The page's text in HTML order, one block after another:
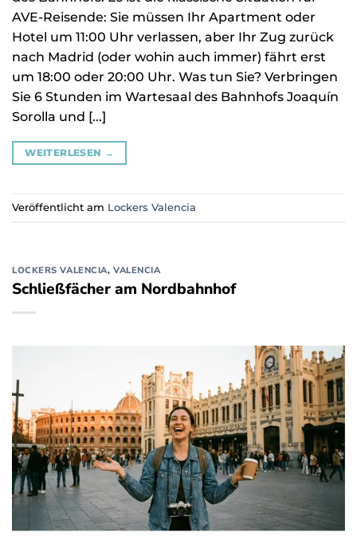
AVE-Reisende: Sie müssen Ihr Apartment oder
Hotel um 11:00 Uhr verlassen, aber Ihr Zug zurück
nach Madrid (oder wohin auch immer) fährt erst
um 18:00 oder 20:00 Uhr. Was tun Sie? Verbringen
Sie 6 Stunden im Wartesaal des Bahnhofs Joaquín
Sorolla und [...]
WEITERLESEN →
Veröffentlicht am Lockers Valencia
LOCKERS VALENCIA,VALENCIA
Schließfächer am Nordbahnhof